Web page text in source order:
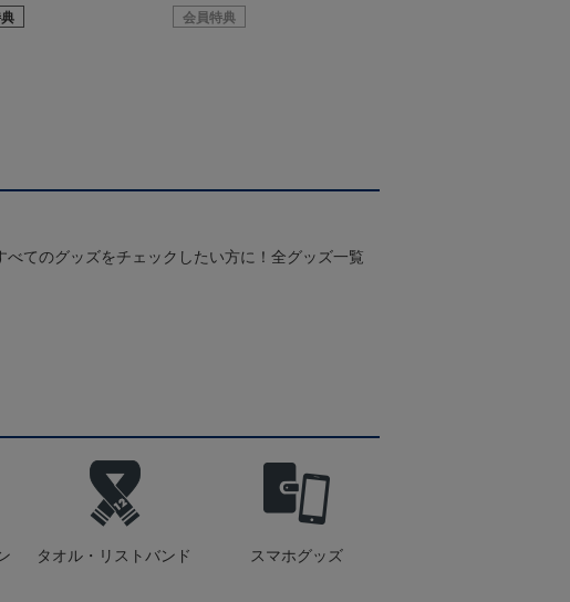
会員特典
べてのグッズをチェックしたい方に！全グッズ一覧
タオル・リストバンド スマホグッズ